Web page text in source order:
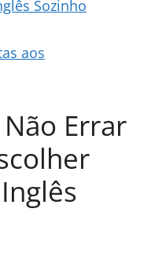
Sozinho
aos
Errar